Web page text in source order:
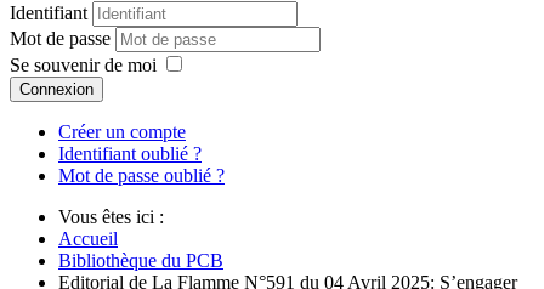
Identifiant
Mot de passe
Se souvenir de moi
Connexion
Créer un compte
Identifiant oublié ?
Mot de passe oublié ?
Vous êtes ici :
Accueil
Bibliothèque du PCB
Editorial de La Flamme N°591 du 04 Avril 2025: S’engager